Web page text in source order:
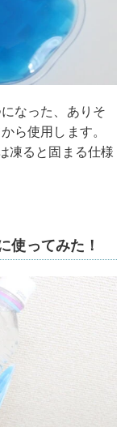
なった、ありそ
ら使用します。
凍ると固まる仕様
使ってみた！